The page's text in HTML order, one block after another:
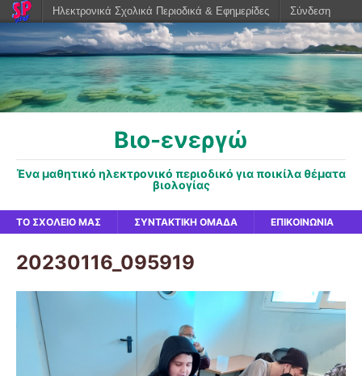
Βιο-ενεργώ
Ένα μαθητικό ηλεκτρονικό περιοδικό για ποικίλα θέματα
βιολογίας
ΤΟ ΣΧΟΛΕΊΟ ΜΑΣ ΣΥΝΤΑΚΤΙΚΉ ΟΜΆΔΑ ΕΠΙΚΟΙΝΩΝΊΑ
20230116_095919
Ηλεκτρονικά Σχολικά Περιοδικά & Εφημερίδες Σύνδεση